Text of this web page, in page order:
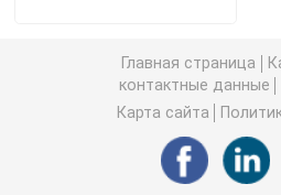
Держатель наклона панели
Солнечный крюк на крыше
Главная страница
контактные данные
Карта сайта